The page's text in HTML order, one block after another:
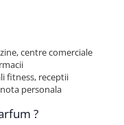
centre comerciale
fitness, receptii
personala
?